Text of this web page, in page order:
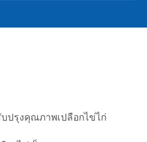
บปรุงคุณภาพเปลือกไข่ไก่